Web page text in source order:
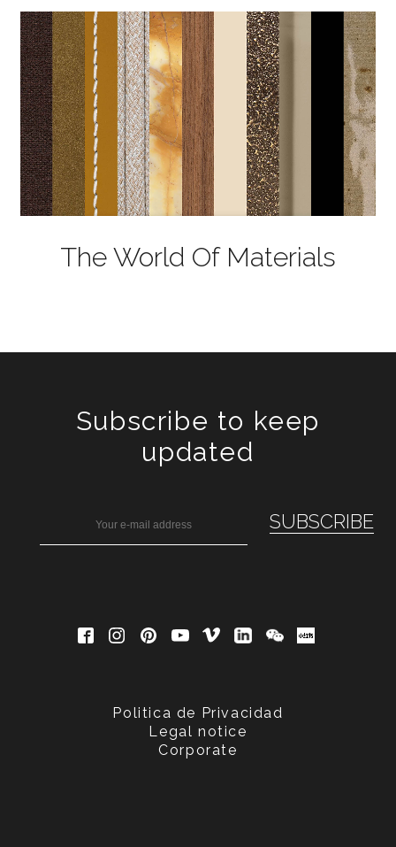
The World Of Materials
Subscribe to keep
updated
Politica de Privacidad
Legal notice
Corporate